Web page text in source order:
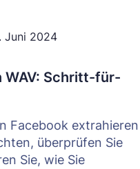
Juni 2024
WAV: Schritt-für-
Facebook extrahieren
überprüfen Sie
Sie, wie Sie